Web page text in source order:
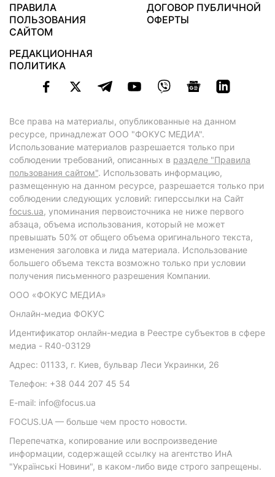
ПРАВИЛА
ПОЛЬЗОВАНИЯ
САЙТОМ
ДОГОВОР ПУБЛИЧНОЙ
ОФЕРТЫ
РЕДАКЦИОННАЯ
ПОЛИТИКА
Все права на материалы, опубликованные на данном
ресурсе, принадлежат ООО "ФОКУС МЕДИА".
Использование материалов разрешается только при
соблюдении требований, описанных в разделе "Правила
пользования сайтом". Использовать информацию,
размещенную на данном ресурсе, разрешается только при
соблюдении следующих условий: гиперссылки на Сайт
focus.ua, упоминания первоисточника не ниже первого
абзаца, объема использования, который не может
превышать 50% от общего объема оригинального текста,
изменения заголовка и лида материала. Использование
большего объема текста возможно только при условии
получения письменного разрешения Компании.
ООО «ФОКУС МЕДИА»
Онлайн-медиа ФОКУС
Идентификатор онлайн-медиа в Реестре субъектов в сфере
медиа - R40-03129
Адрес: 01133, г. Киев, бульвар Леси Украинки, 26
Телефон: +38 044 207 45 54
E-mail: info@focus.ua
FOCUS.UA — больше чем просто новости.
Перепечатка, копирование или воспроизведение
информации, содержащей ссылку на агентство ИнА
"Українські Новини", в каком-либо виде строго запрещены.